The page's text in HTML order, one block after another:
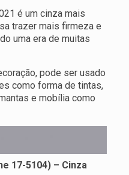
é um cinza mais
trazer mais firmeza e
uma era de muitas
pode ser usado
como forma de tintas,
e mobília como
17-5104) – Cinza